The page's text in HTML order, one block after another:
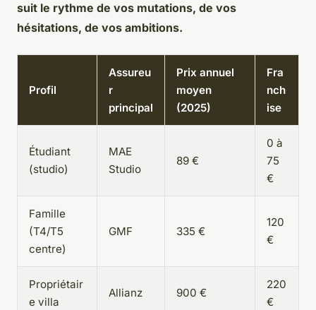
suit le rythme de vos mutations, de vos
hésitations, de vos ambitions.
Profil
Assureu
r
principal
Prix annuel
moyen
(2025)
Fra
nch
ise
Étudiant
(studio)
MAE
Studio
89 €
0 à
75
€
Famille
(T4/T5
centre)
GMF 335 €
120
€
Propriétair
e villa
Allianz 900 €
220
€